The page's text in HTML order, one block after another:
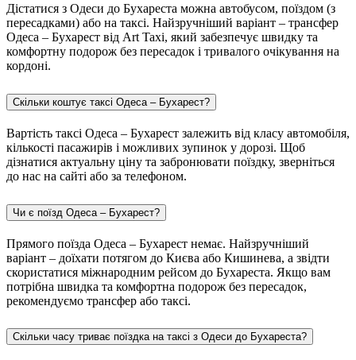
Дістатися з Одеси до Бухареста можна автобусом, поїздом (з
пересадками) або на таксі. Найзручніший варіант – трансфер
Одеса – Бухарест від Art Taxi, який забезпечує швидку та
комфортну подорож без пересадок і тривалого очікування на
кордоні.
Скільки коштує таксі Одеса – Бухарест?
Вартість таксі Одеса – Бухарест залежить від класу автомобіля,
кількості пасажирів і можливих зупинок у дорозі. Щоб
дізнатися актуальну ціну та забронювати поїздку, зверніться
до нас на сайті або за телефоном.
Чи є поїзд Одеса – Бухарест?
Прямого поїзда Одеса – Бухарест немає. Найзручніший
варіант – доїхати потягом до Києва або Кишинева, а звідти
скористатися міжнародним рейсом до Бухареста. Якщо вам
потрібна швидка та комфортна подорож без пересадок,
рекомендуємо трансфер або таксі.
Скільки часу триває поїздка на таксі з Одеси до Бухареста?